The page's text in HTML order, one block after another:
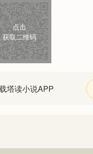
点击
获取二维码
塔读小说APP